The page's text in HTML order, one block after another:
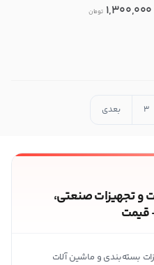
1,300,000 تومان
3 بعدی
و تجهیزات صنعتی،
قیمت
بسته‌بندی و ماشین آلات